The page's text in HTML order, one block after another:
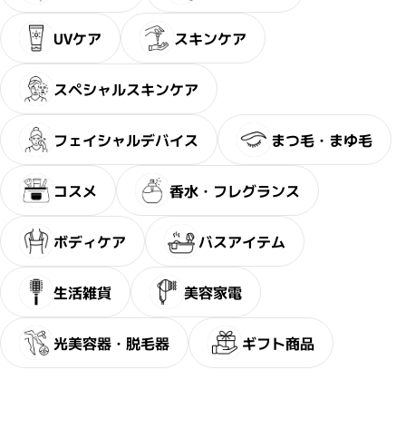
UVケア スキンケア
スペシャルスキンケア
フェイシャルデバイス まつ毛・まゆ毛
コスメ 香水・フレグランス
ボディケア バスアイテム
生活雑貨 美容家電
光美容器・脱毛器 ギフト商品